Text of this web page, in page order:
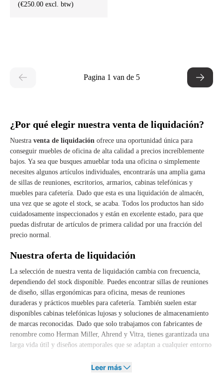
(€250.00 excl. btw)
Pagina 1 van de 5
¿Por qué elegir nuestra venta de liquidación?
Nuestra venta de liquidación ofrece una oportunidad única para
conseguir muebles de oficina de alta calidad a precios increíblemente
bajos. Ya sea que busques amueblar toda una oficina o simplemente
necesites algunos artículos individuales, encontrarás una amplia gama
de sillas de reuniones, escritorios, armarios, cabinas telefónicas y
muebles para cafetería. Dado que esta es una liquidación de almacén,
una vez que se agote el stock, se acaba. Todos los productos han sido
cuidadosamente inspeccionados y están en excelente estado, para que
puedas disfrutar de artículos de primera calidad por una fracción del
precio normal.
Nuestra oferta de liquidación
La selección de nuestra venta de liquidación cambia con frecuencia,
dependiendo del stock disponible. Puedes encontrar sillas de reuniones
de diseño, sillas ergonómicas para oficina, mesas de reuniones
duraderas y prácticos muebles para cafetería. También suelen estar
disponibles cabinas telefónicas lujosas y soluciones de almacenamiento
de marcas reconocidas. Dado que solo trabajamos con fabricantes de
renombre como Herman Miller, Ahrend y Vitra, tienes garantizada una
larga vida útil y diseños atemporales que se adaptan a cualquier entorno
Leer más